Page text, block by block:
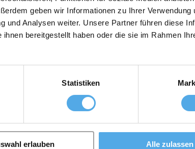
geben wir Informationen zu Ihrer Verwendung
und Analysen weiter. Unsere Partner führen diese
bereitgestellt haben oder die sie im Rahmen
Statistiken
erlauben Alle zulassen